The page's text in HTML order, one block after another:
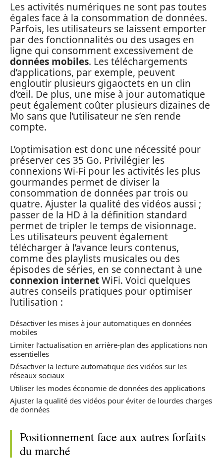
Les activités numériques ne sont pas toutes
égales face à la consommation de données.
Parfois, les utilisateurs se laissent emporter
par des fonctionnalités ou des usages en
ligne qui consomment excessivement de
données mobiles. Les téléchargements
d’applications, par exemple, peuvent
engloutir plusieurs gigaoctets en un clin
d’œil. De plus, une mise à jour automatique
peut également coûter plusieurs dizaines de
Mo sans que l’utilisateur ne s’en rende
compte.
L’optimisation est donc une nécessité pour
préserver ces 35 Go. Privilégier les
connexions Wi-Fi pour les activités les plus
gourmandes permet de diviser la
consommation de données par trois ou
quatre. Ajuster la qualité des vidéos aussi ;
passer de la HD à la définition standard
permet de tripler le temps de visionnage.
Les utilisateurs peuvent également
télécharger à l’avance leurs contenus,
comme des playlists musicales ou des
épisodes de séries, en se connectant à une
connexion internetWiFi. Voici quelques
autres conseils pratiques pour optimiser
l’utilisation :
Désactiver les mises à jour automatiques en données
mobiles
Limiter l’actualisation en arrière-plan des applications non
essentielles
Désactiver la lecture automatique des vidéos sur les
réseaux sociaux
Utiliser les modes économie de données des applications
Ajuster la qualité des vidéos pour éviter de lourdes charges
de données
Positionnement face aux autres forfaits
du marché